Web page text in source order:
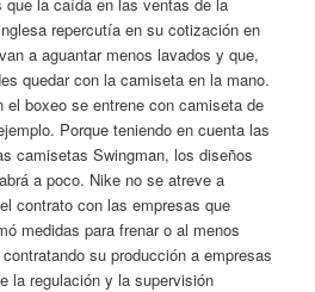
repercutía en su cotización en
a aguantar menos lavados y que,
quedar con la camiseta en la mano.
el boxeo se entrene con camiseta de
Porque teniendo en cuenta las
camisetas Swingman, los diseños
a poco. Nike no se atreve a
contrato con las empresas que
medidas para frenar o al menos
su producción a empresas
la regulación y la supervisión